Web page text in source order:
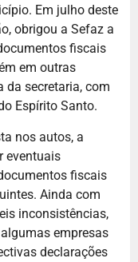
Em julho deste
obrigou a Sefaz a
fiscais
em outras
da secretaria, com
Espírito Santo.
nos autos, a
eventuais
fiscais
Ainda com
inconsistências,
empresas
declarações